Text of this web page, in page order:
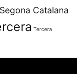
Segona Catalana
Tercera